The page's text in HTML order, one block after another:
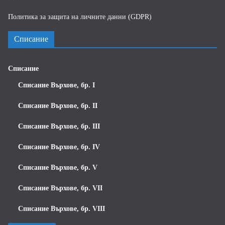
Политика за защита на личните данни (GDPR)
Списание
Списание
Списание Върхове, бр. I
Списание Върхове, бр. II
Списание Върхове, бр. III
Списание Върхове, бр. IV
Списание Върхове, бр. V
Списание Върхове, бр. VII
Списание Върхове, бр. VIII